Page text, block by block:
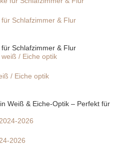
Schlafzimmer & Flur
Schlafzimmer & Flur
/ Eiche optik
Weiß & Eiche-Optik – Perfekt für
2026